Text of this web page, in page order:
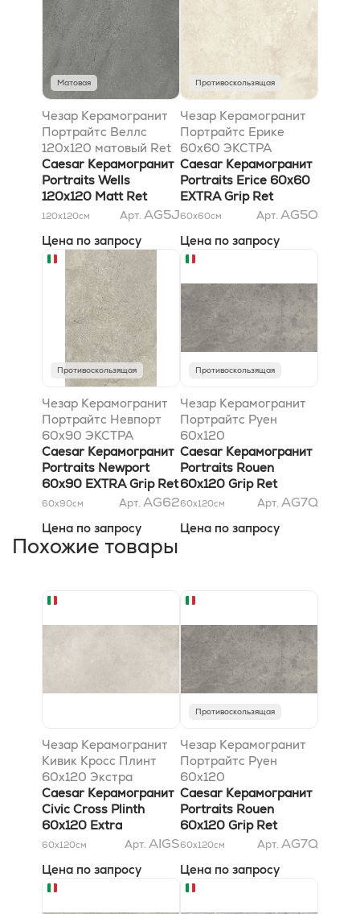
Матовая
Чезар Керамогранит
Портрайтс Веллс
120x120 матовый Ret
Caesar Керамогранит
Portraits Wells
120x120 Matt Ret
120x120см Арт. AG5J
Цена по запросу
Противоскользящая
Чезар Керамогранит
Портрайтс Ерике
60x60 ЭКСТРА
антискользящий Ret
Caesar Керамогранит
Portraits Erice 60x60
EXTRA Grip Ret
60x60см Арт. AG5O
Цена по запросу
Противоскользящая
Чезар Керамогранит
Портрайтс Невпорт
60x90 ЭКСТРА
антискользящий Ret
Caesar Керамогранит
Portraits Newport
60x90 EXTRA Grip Ret
60x90см Арт. AG62
Цена по запросу
Противоскользящая
Чезар Керамогранит
Портрайтс Руен
60x120
антискользящий Ret
Caesar Керамогранит
Portraits Rouen
60x120 Grip Ret
60x120см Арт. AG7Q
Цена по запросу
Похожие товары
Чезар Керамогранит
Кивик Кросс Плинт
60x120 Экстра
Caesar Керамогранит
Civic Cross Plinth
60x120 Extra
60x120см Арт. AIGS
Цена по запросу
Противоскользящая
Чезар Керамогранит
Портрайтс Руен
60x120
антискользящий Ret
Caesar Керамогранит
Portraits Rouen
60x120 Grip Ret
60x120см Арт. AG7Q
Цена по запросу